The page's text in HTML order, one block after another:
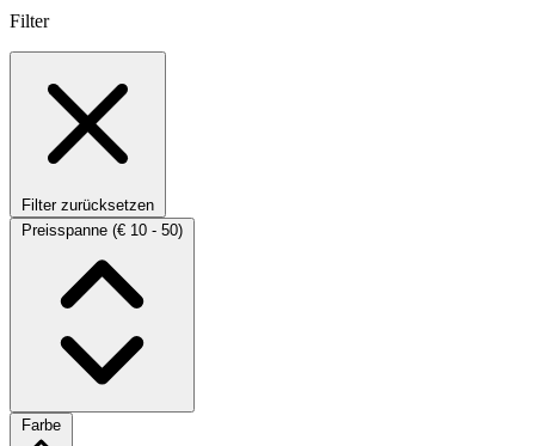
Filter
Filter zurücksetzen
Preisspanne (€ 10 - 50)
Farbe